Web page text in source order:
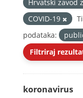
Hrvatski zavod
COVID-19
podataka:
Filtriraj
koronavirus